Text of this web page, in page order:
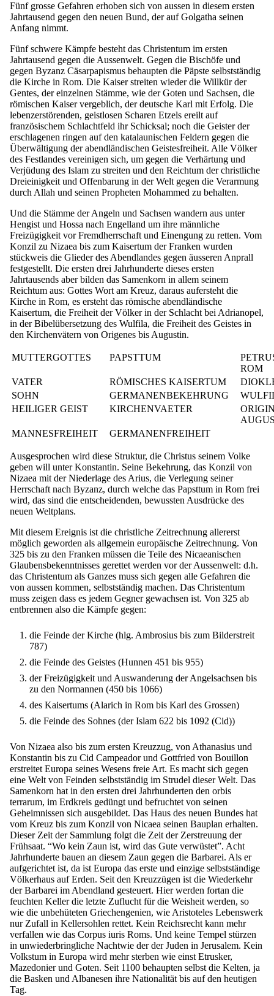
Fünf grosse Gefahren erhoben sich von aussen in diesem ersten
Jahrtausend gegen den neuen Bund, der auf Golgatha seinen
Anfang nimmt.
Fünf schwere Kämpfe besteht das Christentum im ersten
Jahrtausend gegen die Aussenwelt. Gegen die Bischöfe und
gegen Byzanz Cäsarpapismus behaupten die Päpste selbstständig
die Kirche in Rom. Die Kaiser streiten wieder die Willkür der
Gentes, der einzelnen Stämme, wie der Goten und Sachsen, die
römischen Kaiser vergeblich, der deutsche Karl mit Erfolg. Die
lebenzerstörenden, geistlosen Scharen Etzels ereilt auf
französischem Schlachtfeld ihr Schicksal; noch die Geister der
erschlagenen ringen auf den katalaunischen Feldern gegen die
Überwältigung der abendländischen Geistesfreiheit. Alle Völker
des Festlandes vereinigen sich, um gegen die Verhärtung und
Verjüdung des Islam zu streiten und den Reichtum der christliche
Dreieinigkeit und Offenbarung in der Welt gegen die Verarmung
durch Allah und seinen Propheten Mohammed zu behalten.
Und die Stämme der Angeln und Sachsen wandern aus unter
Hengist und Hossa nach Engelland um ihre männliche
Freizügigkeit vor Fremdherrschaft und Einengung zu retten. Vom
Konzil zu Nizaea bis zum Kaisertum der Franken wurden
stückweis die Glieder des Abendlandes gegen äusseren Anprall
festgestellt. Die ersten drei Jahrhunderte dieses ersten
Jahrtausends aber bilden das Samenkorn in allem seinem
Reichtum aus: Gottes Wort am Kreuz, daraus aufersteht die
Kirche in Rom, es ersteht das römische abendländische
Kaisertum, die Freiheit der Völker in der Schlacht bei Adrianopel,
in der Bibelübersetzung des Wulfila, die Freiheit des Geistes in
den Kirchenvätern von Origenes bis Augustin.
MUTTERGOTTES PAPSTTUM
ROM
VATER
RÖMISCHES KAISERTUM
SOHN
GERMANENBEKEHRUNG
HEILIGER GEIST
KIRCHENVAETER
MANNESFREIHEIT
GERMANENFREIHEIT
Ausgesprochen wird diese Struktur, die Christus seinem Volke
geben will unter Konstantin. Seine Bekehrung, das Konzil von
Nizaea mit der Niederlage des Arius, die Verlegung seiner
Herrschaft nach Byzanz, durch welche das Papsttum in Rom frei
wird, das sind die entscheidenden, bewussten Ausdrücke des
neuen Weltplans.
Mit diesem Ereignis ist die christliche Zeitrechnung allererst
möglich geworden als allgemein europäische Zeitrechnung. Von
325 bis zu den Franken müssen die Teile des Nicaeanischen
Glaubensbekenntnisses gerettet werden vor der Aussenwelt: d.h.
das Christentum als Ganzes muss sich gegen alle Gefahren die
von aussen kommen, selbstständig machen. Das Christentum
muss zeigen dass es jedem Gegner gewachsen ist. Von 325 ab
entbrennen also die Kämpfe gegen:
die Feinde der Kirche (hlg. Ambrosius bis zum Bilderstreit
787)
die Feinde des Geistes (Hunnen 451 bis 955)
der Freizügigkeit und Auswanderung der Angelsachsen bis
zu den Normannen (450 bis 1066)
des Kaisertums (Alarich in Rom bis Karl des Grossen)
die Feinde des Sohnes (der Islam 622 bis 1092 (Cid))
Von Nizaea also bis zum ersten Kreuzzug, von Athanasius und
Konstantin bis zu Cid Campeador und Gottfried von Bouillon
erstreitet Europa seines Wesens freie Art. Es macht sich gegen
eine Welt von Feinden selbstständig im Strudel dieser Welt. Das
Samenkorn hat in den ersten drei Jahrhunderten den orbis
terrarum, im Erdkreis gedüngt und befruchtet von seinen
Geheimnissen sich ausgebildet. Das Haus des neuen Bundes hat
vom Kreuz bis zum Konzil von Nicaea seinen Bauplan erhalten.
Dieser Zeit der Sammlung folgt die Zeit der Zerstreuung der
Frühsaat. “Wo kein Zaun ist, wird das Gute verwüstet”. Acht
Jahrhunderte bauen an diesem Zaun gegen die Barbarei. Als er
aufgerichtet ist, da ist Europa das erste und einzige selbstständige
Völkerhaus auf Erden. Seit den Kreuzzügen ist die Wiederkehr
der Barbarei im Abendland gesteuert. Hier werden fortan die
feuchten Keller die letzte Zuflucht für die Weisheit werden, so
wie die unbehüteten Griechengenien, wie Aristoteles Lebenswerk
nur Zufall in Kellersohlen rettet. Kein Reichsrecht kann mehr
verfallen wie das Corpus iuris Roms. Und keine Tempel stürzen
in unwiederbringliche Nachtwie der der Juden in Jerusalem. Kein
Volkstum in Europa wird mehr sterben wie einst Etrusker,
Mazedonier und Goten. Seit 1100 behaupten selbst die Kelten, ja
die Basken und Albanesen ihre Nationalität bis auf den heutigen
Tag.